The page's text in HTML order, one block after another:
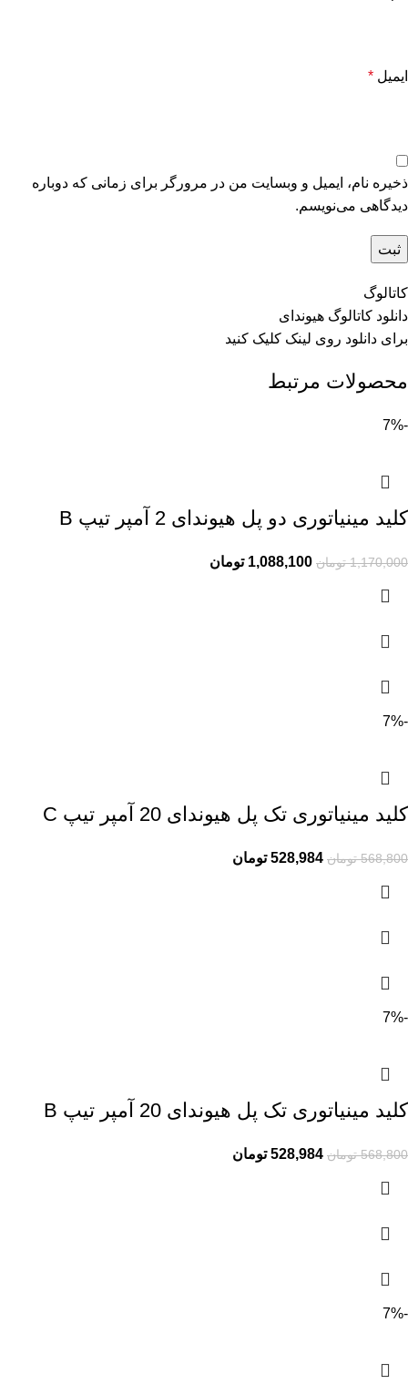
ایمیل *
ذخیره نام، ایمیل و وبسایت من در مرورگر برای زمانی که دوباره
دیدگاهی می‌نویسم.
کاتالوگ
دانلود کاتالوگ هیوندای
برای دانلود روی لینک کلیک کنید
محصولات مرتبط
-7%
کلید مینیاتوری دو پل هیوندای 2 آمپر تیپ B
1,170,000 تومان 1,088,100 تومان
-7%
کلید مینیاتوری تک پل هیوندای 20 آمپر تیپ C
568,800 تومان 528,984 تومان
-7%
کلید مینیاتوری تک پل هیوندای 20 آمپر تیپ B
568,800 تومان 528,984 تومان
-7%